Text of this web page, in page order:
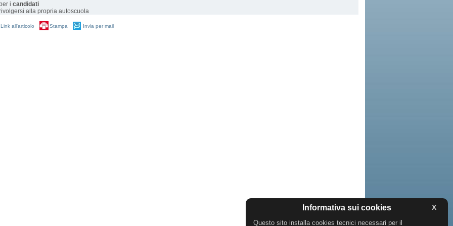
i candidati
alla propria autoscuola
Link all'articolo Stampa Invia per mail
Informativa sui cookies X
Questo sito installa cookies tecnici necessari per il